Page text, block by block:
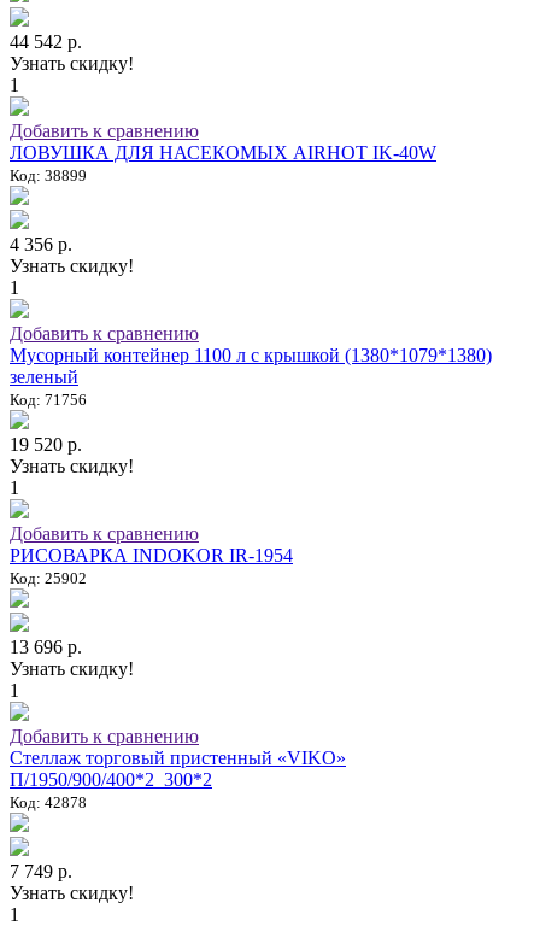
44 542 р.
Узнать скидку!
1
Добавить к сравнению
ЛОВУШКА ДЛЯ НАСЕКОМЫХ AIRHOT IK-40W
Код: 38899
4 356 р.
Узнать скидку!
1
Добавить к сравнению
Мусорный контейнер 1100 л с крышкой (1380*1079*1380)
зеленый
Код: 71756
19 520 р.
Узнать скидку!
1
Добавить к сравнению
РИСОВАРКА INDOKOR IR-1954
Код: 25902
13 696 р.
Узнать скидку!
1
Добавить к сравнению
Стеллаж торговый пристенный «VIKO»
П/1950/900/400*2_300*2
Код: 42878
7 749 р.
Узнать скидку!
1